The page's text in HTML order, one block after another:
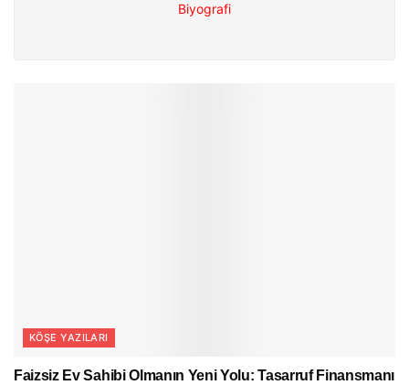
Biyografi
KÖŞE YAZILARI
Faizsiz Ev Sahibi Olmanın Yeni Yolu: Tasarruf Finansmanı